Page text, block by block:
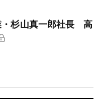
・杉山真一郎社長 高